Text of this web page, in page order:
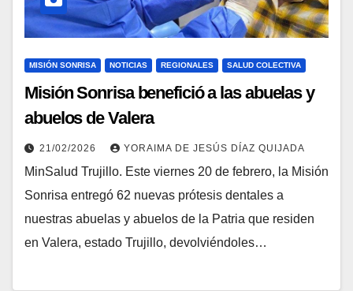
MISIÓN SONRISA NOTICIAS REGIONALES SALUD COLECTIVA
Misión Sonrisa benefició a las abuelas y
abuelos de Valera
21/02/2026 YORAIMA DE JESÚS DÍAZ QUIJADA
MinSalud Trujillo. Este viernes 20 de febrero, la Misión
Sonrisa entregó 62 nuevas prótesis dentales a
nuestras abuelas y abuelos de la Patria que residen
en Valera, estado Trujillo, devolviéndoles…